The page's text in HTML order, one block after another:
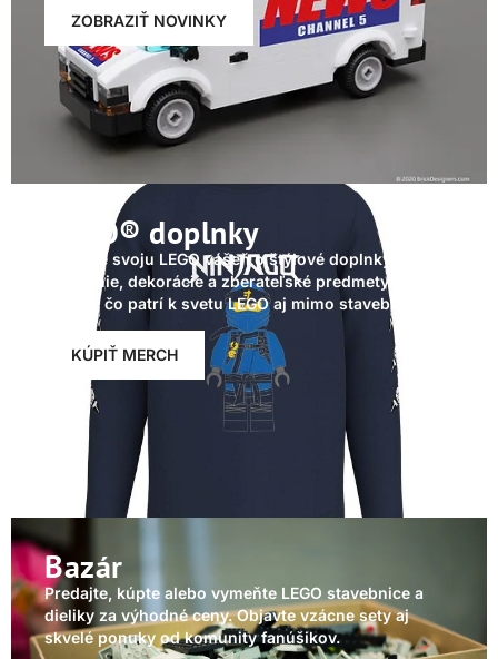
ZOBRAZIŤ NOVINKY
LEGO® doplnky
Rozšírte svoju LEGO vášeň o štýlové doplnky,
oblečenie, dekorácie a zberateľské predmety. Nájdite
všetko, čo patrí k svetu LEGO aj mimo stavebníc.
KÚPIŤ MERCH
Bazár
Predajte, kúpte alebo vymeňte LEGO stavebnice a
dieliky za výhodné ceny. Objavte vzácne sety aj
skvelé ponuky od komunity fanúšikov.